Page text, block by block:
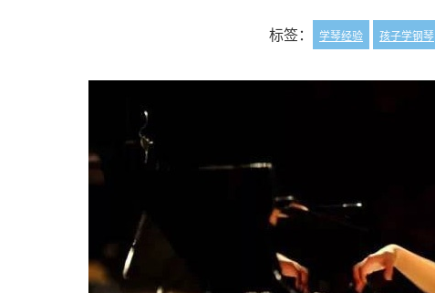
标签： 学琴经验 孩子学钢琴